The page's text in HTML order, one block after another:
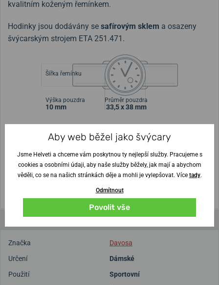
kvalitním koženým řemínkem.
Hodinky jsou dodávány se safírovým sklem a osazeny
švýcarským strojem ETA 251.471.
Šířka řemínku
Výška pouzdra
10 mm
Průměr pouzdra
33,5 x 38 mm
Nejste si jisti velikostí?
Vytisknout vzory velikostí
Parametry a funkce
Značka
Davosa
Určení
Dámské
Použití
Sportovní
Aby web běžel jako švýcary
Jsme Helveti a chceme vám poskytnou ty nejlepší služby. Pracujeme s
cookies a osobními údaji, aby naše služby běžely, jak mají a abychom
věděli, co se na našich stránkách děje a mohli je vylepšovat. Více tady.
Odmítnout
Povolit vše